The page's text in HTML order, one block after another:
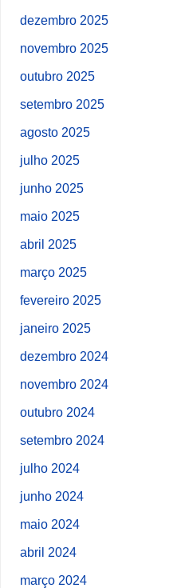
dezembro 2025
novembro 2025
outubro 2025
setembro 2025
agosto 2025
julho 2025
junho 2025
maio 2025
abril 2025
março 2025
fevereiro 2025
janeiro 2025
dezembro 2024
novembro 2024
outubro 2024
setembro 2024
julho 2024
junho 2024
maio 2024
abril 2024
março 2024